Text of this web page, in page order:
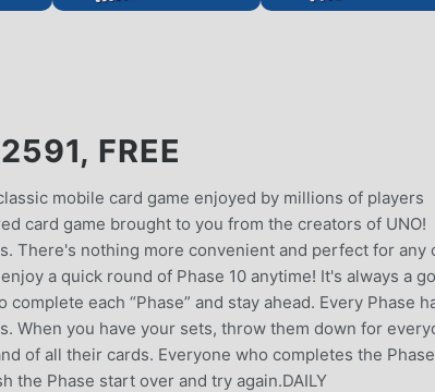
FREE
mobile card game enjoyed by millions of players
card game brought to you from the creators of UNO!
There's nothing more convenient and perfect for any
a quick round of Phase 10 anytime! It's always a
complete each “Phase” and stay ahead. Every Phase
When you have your sets, throw them down for
of all their cards. Everyone who completes the Phase
the Phase start over and try again.DAILY